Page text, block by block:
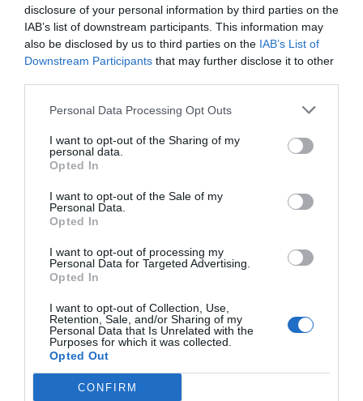
disclosure of your personal information by third parties on the
IAB’s list of downstream participants. This information may
also be disclosed by us to third parties on the IAB’s List of
Downstream Participants that may further disclose it to other
Personal Data Processing Opt Outs
I want to opt-out of the Sharing of my
personal data.
Opted In
I want to opt-out of the Sale of my
Personal Data.
Opted In
I want to opt-out of processing my
Personal Data for Targeted Advertising.
Opted In
I want to opt-out of Collection, Use,
Retention, Sale, and/or Sharing of my
Personal Data that Is Unrelated with the
Purposes for which it was collected.
Opted Out
CONFIRM
es no otorgar entrevistas y otra muy diferente no
contar constantemente las negociaciones
realizadas, los avances obtenidos o los proyectos
beneficia a ambas partes: la compañía que
adquiere relevancia y el medio que accede a
noticias para sus lectores.
Y eso es algo que se echa de menos en la
Comunidad Valenciana. Con empresas que
facturan millones de euros. Que innovan y son
líderes no solo nacionales sino internacionales en
arraigo familiar a pesar de un crecimiento en
ocasiones desmesurado. Y que, muchas veces,
hacen las cosas mejor que otras firmas con mayor
renombre.